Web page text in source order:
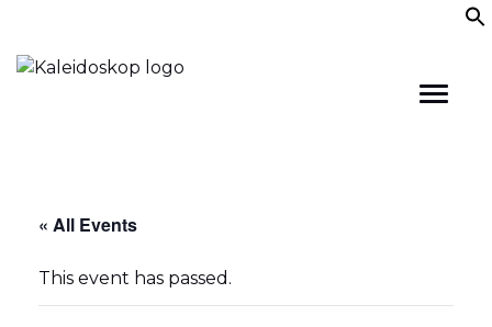
Skip
« All Events
This event has passed.